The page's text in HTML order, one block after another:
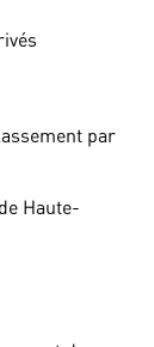
par
Haute-